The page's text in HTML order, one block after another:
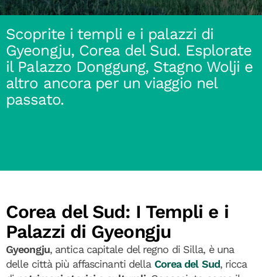
Scoprite i templi e i palazzi di
Gyeongju, Corea del Sud. Esplorate
il Palazzo Donggung, Stagno Wolji e
altro ancora per un viaggio nel
passato.
Corea del Sud: I Templi e i
Palazzi di Gyeongju
Gyeongju, antica capitale del regno di Silla, è una
delle città più affascinanti della Corea del Sud, ricca